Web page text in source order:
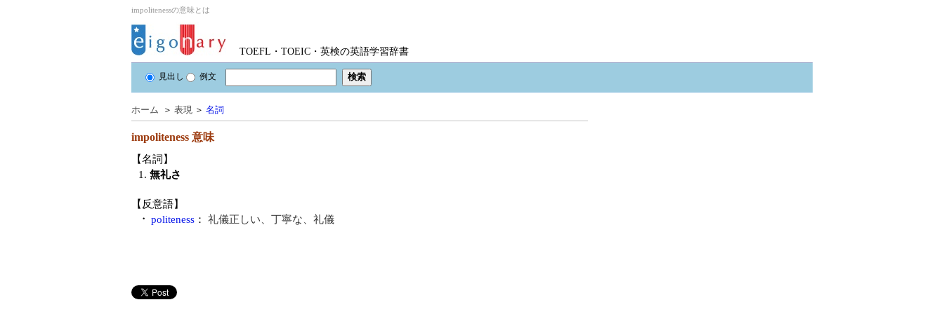
impolitenessの意味とは
TOEFL・TOEIC・英検の英語学習辞書
見出し 例文
ホーム ＞ 表現 ＞ 名詞
impoliteness 意味
【名詞】
1. 無礼さ
【反意語】
・ politeness ： 礼儀正しい、丁寧な、礼儀